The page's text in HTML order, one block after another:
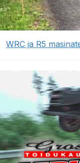
WRC ja R5